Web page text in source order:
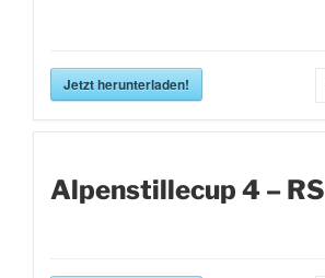
Jetzt herunterladen!
Alpenstillecup 4 – RS